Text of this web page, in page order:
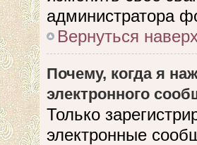
администратора
Вернуться
Почему, когда я
электронного
Только
электронные